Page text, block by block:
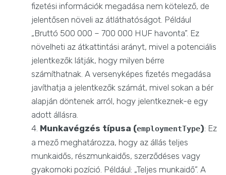
fizetési információk megadása nem kötelező, de
jelentősen növeli az átláthatóságot. Például
„Bruttó 500 000 – 700 000 HUF havonta”. Ez
növelheti az átkattintási arányt, mivel a potenciális
jelentkezők látják, hogy milyen bérre
számíthatnak. A versenyképes fizetés megadása
javíthatja a jelentkezők számát, mivel sokan a bér
alapján döntenek arról, hogy jelentkeznek-e egy
adott állásra.
Munkavégzés típusa (employmentType): Ez
a mező meghatározza, hogy az állás teljes
munkaidős, részmunkaidős, szerződéses vagy
gyakornoki pozíció. Például: „Teljes munkaidő”. A